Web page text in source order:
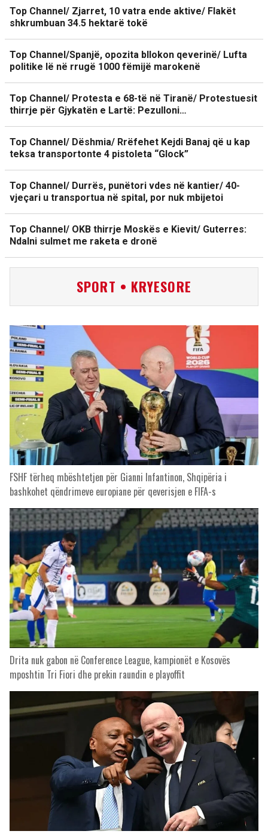
Top Channel/ Zjarret, 10 vatra ende aktive/ Flakët
shkrumbuan 34.5 hektarë tokë
Top Channel/Spanjë, opozita bllokon qeverinë/ Lufta
politike lë në rrugë 1000 fëmijë marokenë
Top Channel/ Protesta e 68-të në Tiranë/ Protestuesit
thirrje për Gjykatën e Lartë: Pezulloni…
Top Channel/ Dëshmia/ Rrëfehet Kejdi Banaj që u kap
teksa transportonte 4 pistoleta “Glock”
Top Channel/ Durrës, punëtori vdes në kantier/ 40-
vjeçari u transportua në spital, por nuk mbijetoi
Top Channel/ OKB thirrje Moskës e Kievit/ Guterres:
Ndalni sulmet me raketa e dronë
SPORT • KRYESORE
FSHF tërheq mbështetjen për Gianni Infantinon, Shqipëria i
bashkohet qëndrimeve europiane për qeverisjen e FIFA-s
Drita nuk gabon në Conference League, kampionët e Kosovës
mposhtin Tri Fiori dhe prekin raundin e playoffit